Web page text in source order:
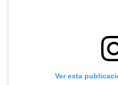
Ver esta